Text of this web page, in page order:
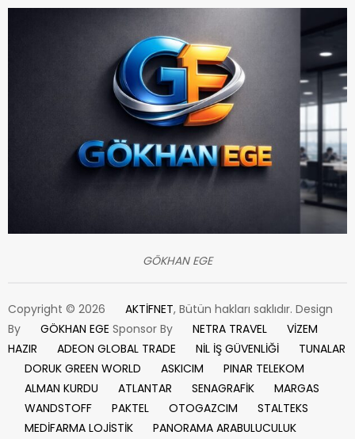
GÖKHAN EGE
Copyright © 2026 AKTİFNET, Bütün hakları saklıdır. Design
By
GÖKHAN EGE Sponsor By NETRA TRAVEL
VİZEM
HAZIR
ADEON GLOBAL TRADE NİL İŞ GÜVENLİĞİ
TUNALAR
DORUK GREEN WORLD
ASKICIM
PINAR TELEKOM
ALMAN KURDU
ATLANTAR SENAGRAFİK
MARGAS
WANDSTOFF
PAKTEL OTOGAZCIM
STALTEKS
MEDİFARMA LOJİSTİK
PANORAMA ARABULUCULUK